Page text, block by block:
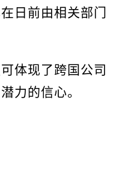
日前由相关部门
体现了跨国公司
力的信心。